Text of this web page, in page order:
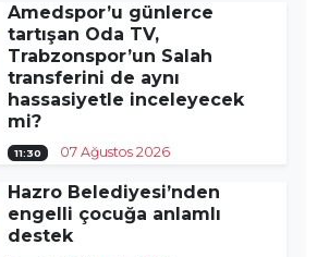
Amedspor’u günlerce
tartışan Oda TV,
Trabzonspor’un Salah
transferini de aynı
hassasiyetle inceleyecek
mi?
11:30 07 Ağustos 2026
Hazro Belediyesi’nden
engelli çocuğa anlamlı
destek